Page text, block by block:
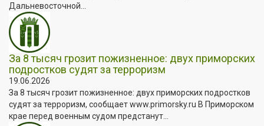
Дальневосточной...
За 8 тысяч грозит пожизненное: двух приморских
подростков судят за терроризм
19.06.2026
За 8 тысяч грозит пожизненное: двух приморских подростков
судят за терроризм, сообщает www.primorsky.ru В Приморском
крае перед военным судом предстанут...